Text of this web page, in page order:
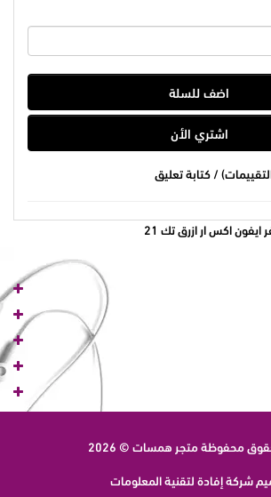
اضف للسلة
اشتري الأن
/كتابة تعليق
ايفون اكس ار ازرق تك 21
محفوظةمتجر همسات © 2026
شركةإفادة لتقنية المعلومات